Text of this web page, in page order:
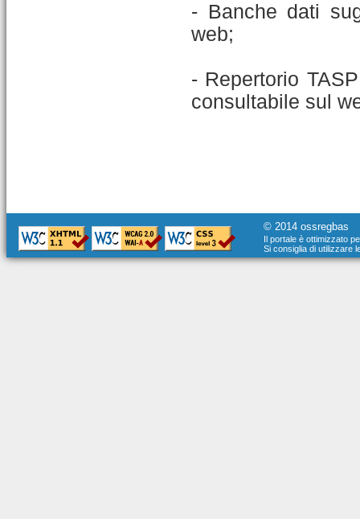
- Banche dati
web;
- Repertorio
consultabile sul
© 2014 ossregbas
Il portale è ottimizzato
Si consiglia di utilizzare